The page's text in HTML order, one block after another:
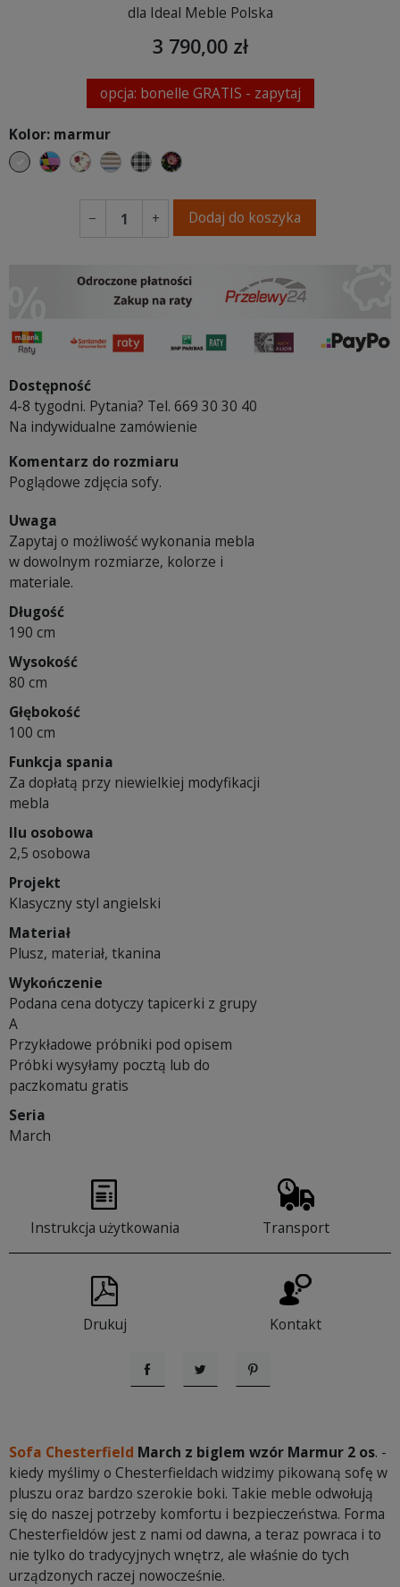
dla Ideal Meble Polska
3 790,00 zł
opcja: bonelle GRATIS - zapytaj
Kolor: marmur
marmurPatchworkKwiatowy
PaskiKratkafolk
− + Dodaj do koszyka
Dostępność
4-8 tygodni. Pytania? Tel. 669 30 30 40
Na indywidualne zamówienie
Komentarz do rozmiaru
Poglądowe zdjęcia sofy.
Uwaga
Zapytaj o możliwość wykonania mebla
w dowolnym rozmiarze, kolorze i
materiale.
Długość
190 cm
Wysokość
80 cm
Głębokość
100 cm
Funkcja spania
Za dopłatą przy niewielkiej modyfikacji
mebla
Ilu osobowa
2,5 osobowa
Projekt
Klasyczny styl angielski
Materiał
Plusz, materiał, tkanina
Wykończenie
Podana cena dotyczy tapicerki z grupy
A
Przykładowe próbniki pod opisem
Próbki wysyłamy pocztą lub do
paczkomatu gratis
Seria
March
Instrukcja użytkowania Transport
Drukuj Kontakt
UdostępnijTweetujPinterest
Sofa Chesterfield March z biglem wzór Marmur 2 os. -
kiedy myślimy o Chesterfieldach widzimy pikowaną sofę w
pluszu oraz bardzo szerokie boki. Takie meble odwołują
się do naszej potrzeby komfortu i bezpieczeństwa. Forma
Chesterfieldów jest z nami od dawna, a teraz powraca i to
nie tylko do tradycyjnych wnętrz, ale właśnie do tych
urządzonych raczej nowocześnie.